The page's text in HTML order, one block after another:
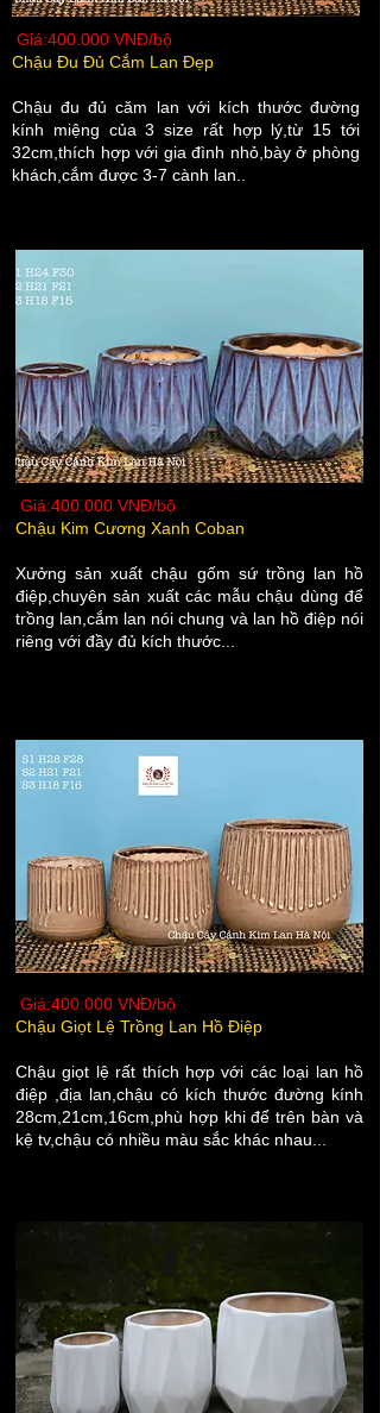
Giá:400.000 VNĐ/bộ
Chậu Đu Đủ Cắm Lan Đẹp
Chậu đu đủ căm lan với kích thước đường
kính miệng của 3 size rất hợp lý,từ 15 tới
32cm,thích hợp với gia đình nhỏ,bày ở phòng
khách,cắm được 3-7 cành lan..
Giá:400.000 VNĐ/bộ
Chậu Kim Cương Xanh Coban
Xưởng sản xuất chậu gốm sứ trồng lan hồ
điệp,chuyên sản xuất các mẫu chậu dùng để
trồng lan,cắm lan nói chung và lan hồ điệp nói
riêng với đầy đủ kích thước...
Giá:400.000 VNĐ/bộ
Chậu Giọt Lệ Trồng Lan Hồ Điệp
​Chậu giọt lệ rất thích hợp với các loại lan hồ
điệp ,địa lan,chậu có kích thước đường kính
28cm,21cm,16cm,phù hợp khi để trên bàn và
kệ tv,chậu có nhiều màu sắc khác nhau...